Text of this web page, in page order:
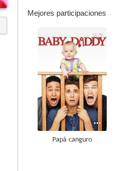
Mejores participaciones
8.2
Papá canguro